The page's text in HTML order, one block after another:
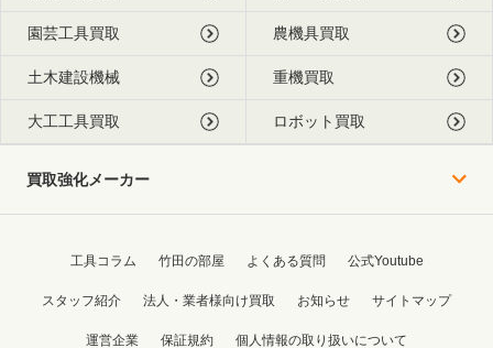
園芸工具買取 農機具買取
土木建設機械 重機買取
大工工具買取 ロボット買取
買取強化メーカー
工具コラム 竹田の部屋 よくある質問 公式Youtube
スタッフ紹介 法人・業者様向け買取 お知らせ サイトマップ
運営企業 保証規約 個人情報の取り扱いについて